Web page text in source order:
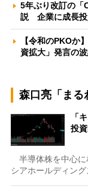
5年ぶり改訂の「
説 企業に成長
【令和のPKOか
資拡大」発言の
森口亮「まる
「
投
半導体株を中心に
シアホールディン